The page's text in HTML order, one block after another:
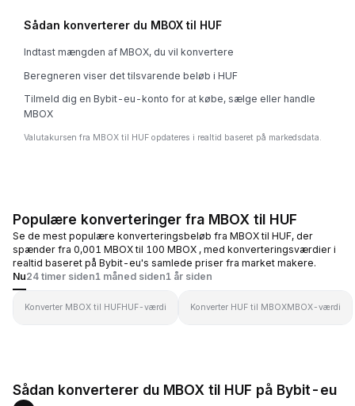
Sådan konverterer du MBOX til HUF
Indtast mængden af MBOX, du vil konvertere
Beregneren viser det tilsvarende beløb i HUF
Tilmeld dig en Bybit-eu-konto for at købe, sælge eller handle
MBOX
Valutakursen fra MBOX til HUF opdateres i realtid baseret på markedsdata.
Populære konverteringer fra MBOX til HUF
Se de mest populære konverteringsbeløb fra MBOX til HUF, der
spænder fra 0,001 MBOX til 100 MBOX , med konverteringsværdier i
realtid baseret på Bybit-eu's samlede priser fra market makere.
Nu24 timer siden1 måned siden1 år siden
Konverter MBOX til HUFHUF-værdi Konverter HUF til MBOXMBOX-værdi
Sådan konverterer du MBOX til HUF på Bybit-eu